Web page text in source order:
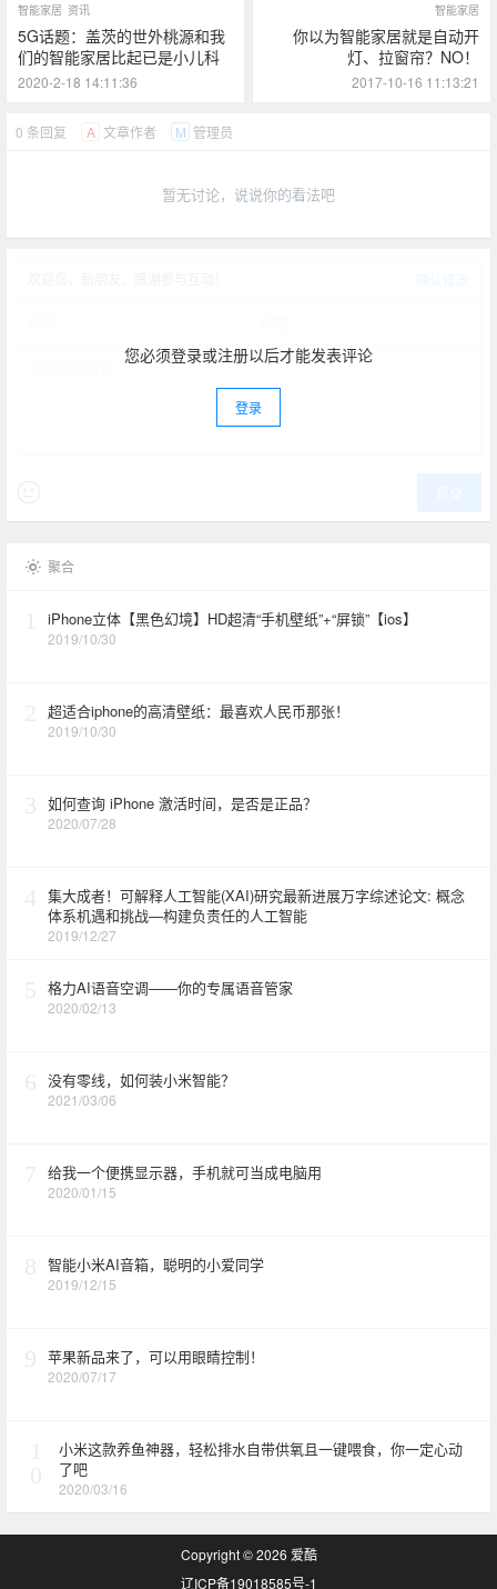
智能家居 资讯
5G话题：盖茨的世外桃源和我
们的智能家居比起已是小儿科
2020-2-18 14:11:36
智能家居
你以为智能家居就是自动开
灯、拉窗帘？NO！
2017-10-16 11:13:21
0 条回复 A 文章作者 M 管理员
暂无讨论，说说你的看法吧
您必须登录或注册以后才能发表评论
登录
聚合
iPhone立体【黑色幻境】HD超清“手机壁纸”+“屏锁”【ios】
2019/10/30
超适合iphone的高清壁纸：最喜欢人民币那张！
2019/10/30
如何查询 iPhone 激活时间，是否是正品？
2020/07/28
集大成者！可解释人工智能(XAI)研究最新进展万字综述论文: 概念
体系机遇和挑战—构建负责任的人工智能
2019/12/27
格力AI语音空调——你的专属语音管家
2020/02/13
没有零线，如何装小米智能？
2021/03/06
给我一个便携显示器，手机就可当成电脑用
2020/01/15
智能小米AI音箱，聪明的小爱同学
2019/12/15
苹果新品来了，可以用眼睛控制！
2020/07/17
小米这款养鱼神器，轻松排水自带供氧且一键喂食，你一定心动
了吧
2020/03/16
Copyright © 2026 爱酷
辽ICP备19018585号-1